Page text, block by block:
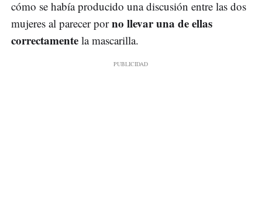
cómo se había producido una discusión entre las dos
mujeres al parecer porno llevar una de ellas
correctamente la mascarilla.